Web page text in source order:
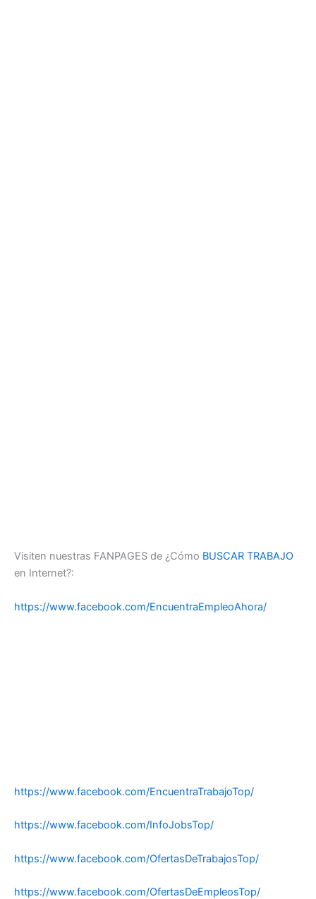
Visiten nuestras FANPAGES de ¿Cómo BUSCAR TRABAJO
en Internet?:
https://www.facebook.com/EncuentraEmpleoAhora/
https://www.facebook.com/EncuentraTrabajoTop/
https://www.facebook.com/InfoJobsTop/
https://www.facebook.com/OfertasDeTrabajosTop/
https://www.facebook.com/OfertasDeEmpleosTop/